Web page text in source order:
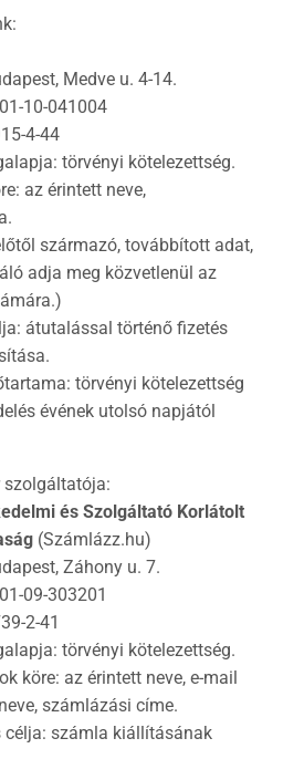
Medve u. 4-14.
10-041004
4-44
törvényi kötelezettség.
az érintett neve,
származó, továbbított adat,
adja meg közvetlenül az
átutalással történő fizetés
törvényi kötelezettség
évének utolsó napjától
és Szolgáltató Korlátolt
(Számlázz.hu)
Záhony u. 7.
09-303201
2-41
törvényi kötelezettség.
köre: az érintett neve, e-mail
számlázási címe.
számla kiállításának